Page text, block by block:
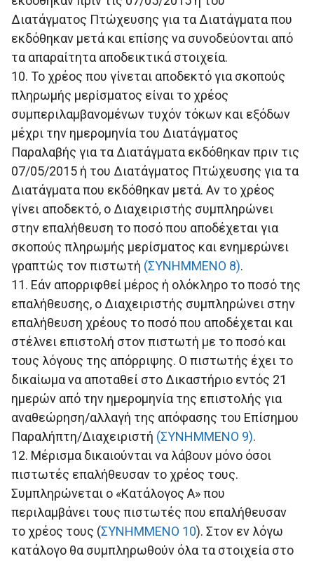
Διατάγματος Πτώχευσης για τα Διατάγματα που
εκδόθηκαν μετά και επίσης να συνοδεύονται από
τα απαραίτητα αποδεικτικά στοιχεία.
10. Το χρέος που γίνεται αποδεκτό για σκοπούς
πληρωμής μερίσματος είναι το χρέος
συμπεριλαμβανομένων τυχόν τόκων και εξόδων
μέχρι την ημερομηνία του Διατάγματος
Παραλαβής για τα Διατάγματα εκδόθηκαν πριν τις
07/05/2015 ή του Διατάγματος Πτώχευσης για τα
Διατάγματα που εκδόθηκαν μετά. Αν το χρέος
γίνει αποδεκτό, ο Διαχειριστής συμπληρώνει
στην επαλήθευση το ποσό που αποδέχεται για
σκοπούς πληρωμής μερίσματος και ενημερώνει
γραπτώς τον πιστωτή (ΣΥΝΗΜΜΕΝΟ 8).
11. Εάν απορριφθεί μέρος ή ολόκληρο το ποσό της
επαλήθευσης, ο Διαχειριστής συμπληρώνει στην
επαλήθευση χρέους το ποσό που αποδέχεται και
στέλνει επιστολή στον πιστωτή με το ποσό και
τους λόγους της απόρριψης. Ο πιστωτής έχει το
δικαίωμα να αποταθεί στο Δικαστήριο εντός 21
ημερών από την ημερομηνία της επιστολής για
αναθεώρηση/αλλαγή της απόφασης του Επίσημου
Παραλήπτη/Διαχειριστή (ΣΥΝΗΜΜΕΝΟ 9).
12. Μέρισμα δικαιούνται να λάβουν μόνο όσοι
πιστωτές επαλήθευσαν το χρέος τους.
Συμπληρώνεται ο «Κατάλογος Α» που
περιλαμβάνει τους πιστωτές που επαλήθευσαν
το χρέος τους (ΣΥΝΗΜΜΕΝΟ 10). Στον εν λόγω
κατάλογο θα συμπληρωθούν όλα τα στοιχεία στο